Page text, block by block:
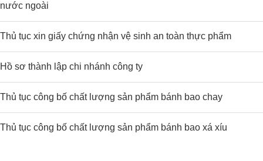
nước ngoài
Thủ tục xin giấy chứng nhận vệ sinh an toàn thực phẩm
Hồ sơ thành lập chi nhánh công ty
Thủ tục công bố chất lượng sản phẩm bánh bao chay
Thủ tục công bố chất lượng sản phẩm bánh bao xá xíu